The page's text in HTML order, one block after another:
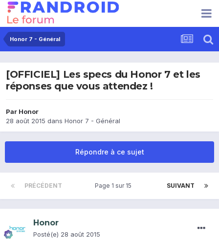
Honor 7 - Général
[OFFICIEL] Les specs du Honor 7 et les
réponses que vous attendez !
Par Honor
28 août 2015 dans Honor 7 - Général
Répondre à ce sujet
PRÉCÉDENT SUIVANT
Page 1 sur 15
Honor
Posté(e) 28 août 2015